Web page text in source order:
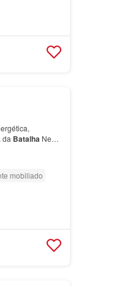
da Batalha Neste
mobiliado